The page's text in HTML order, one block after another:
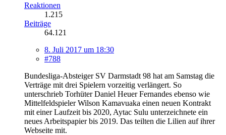
Reaktionen
1.215
Beiträge
64.121
8. Juli 2017 um 18:30
#788
Bundesliga-Absteiger SV Darmstadt 98 hat am Samstag die
Verträge mit drei Spielern vorzeitig verlängert. So
unterschrieb Torhüter Daniel Heuer Fernandes ebenso wie
Mittelfeldspieler Wilson Kamavuaka einen neuen Kontrakt
mit einer Laufzeit bis 2020, Aytac Sulu unterzeichnete ein
neues Arbeitspapier bis 2019. Das teilten die Lilien auf ihrer
Webseite mit.